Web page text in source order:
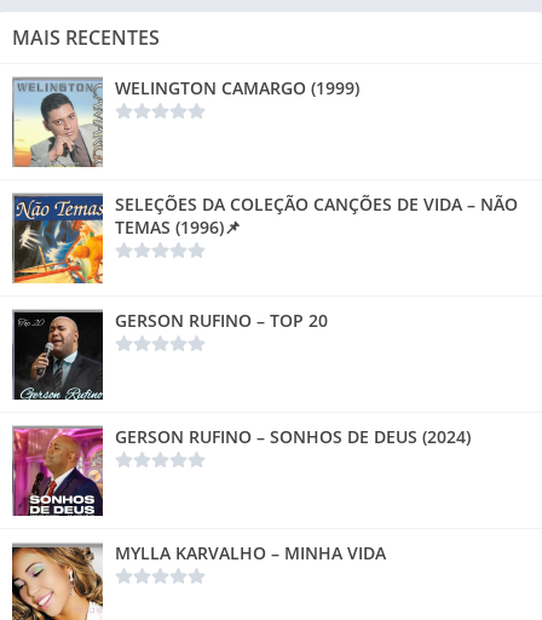
MAIS RECENTES
WELINGTON CAMARGO (1999)
SELEÇÕES DA COLEÇÃO CANÇÕES DE VIDA – NÃO
TEMAS (1996)📌
GERSON RUFINO – TOP 20
GERSON RUFINO – SONHOS DE DEUS (2024)
MYLLA KARVALHO – MINHA VIDA